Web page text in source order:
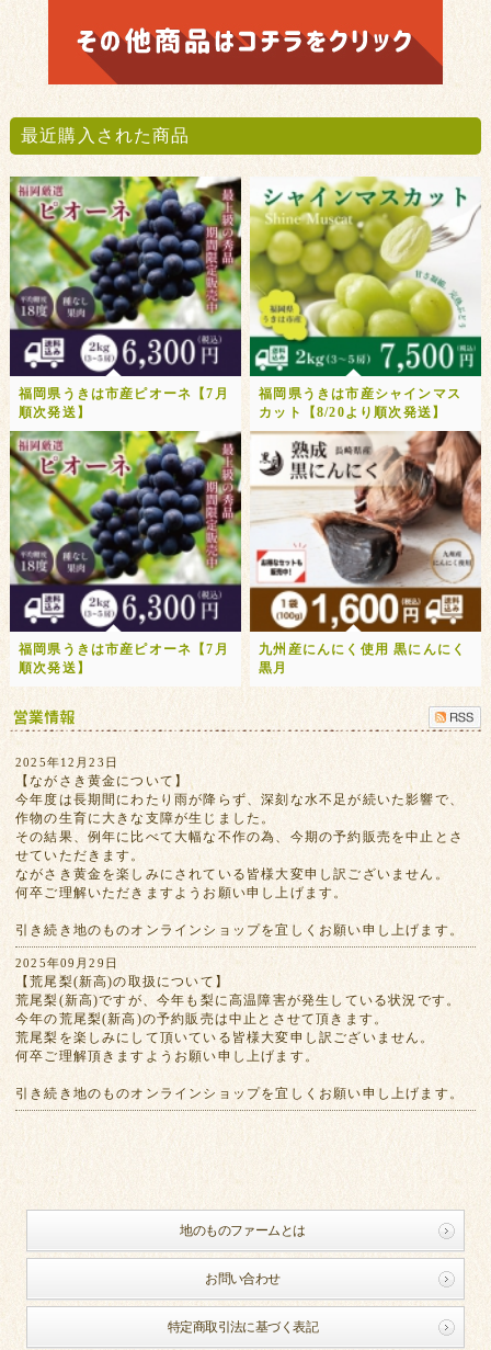
最近購入された商品
福岡県うきは市産ピオーネ【7月
順次発送】
福岡県うきは市産シャインマス
カット【8/20より順次発送】
福岡県うきは市産ピオーネ【7月
順次発送】
九州産にんにく使用 黒にんにく
黒月
2025年12月23日
【ながさき黄金について】
今年度は長期間にわたり雨が降らず、深刻な水不足が続いた影響で、
作物の生育に大きな支障が生じました。
その結果、例年に比べて大幅な不作の為、今期の予約販売を中止とさ
せていただきます。
ながさき黄金を楽しみにされている皆様大変申し訳ございません。
何卒ご理解いただきますようお願い申し上げます。
引き続き地のものオンラインショップを宜しくお願い申し上げます。
2025年09月29日
【荒尾梨(新高)の取扱について】
荒尾梨(新高)ですが、今年も梨に高温障害が発生している状況です。
今年の荒尾梨(新高)の予約販売は中止とさせて頂きます。
荒尾梨を楽しみにして頂いている皆様大変申し訳ございません。
何卒ご理解頂きますようお願い申し上げます。
引き続き地のものオンラインショップを宜しくお願い申し上げます。
地のものファームとは
お問い合わせ
特定商取引法に基づく表記